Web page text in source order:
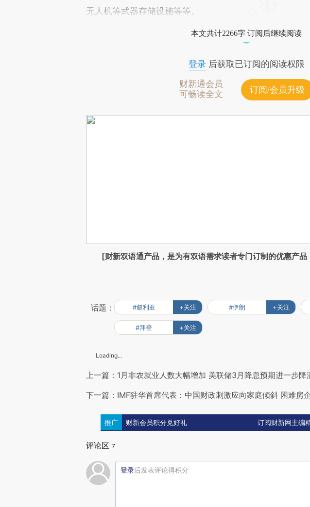
无人机等武器存储设施等等。
本文共计2266字 订阅后继续阅读
登录后获取已订阅的阅读权限
财新通会员
可畅读全文
订阅/会员升级
[财新双语通产品，是为有双语需求读者专门订制的优惠产品
话题： #叙利亚 +关注 #伊朗 +关注
#拜登 +关注
Loading...
上一篇：1月非农就业人数大幅增加 美联储3月降息预期进一步降
下一篇：IMF驻华首席代表：中国财政刺激应向家庭倾斜 困难房
推广 财新会员积分兑好礼 订阅财新网主编
评论区 7
登录后发表评论得积分